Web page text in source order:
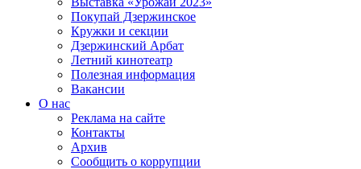
Покупай Дзержинское
Кружки и секции
Дзержинский Арбат
Летний кинотеатр
Полезная информация
Вакансии
О нас
Реклама на сайте
Контакты
Архив
Сообщить о коррупции